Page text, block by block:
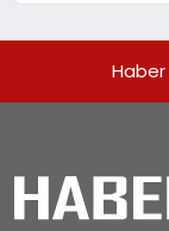
Haber